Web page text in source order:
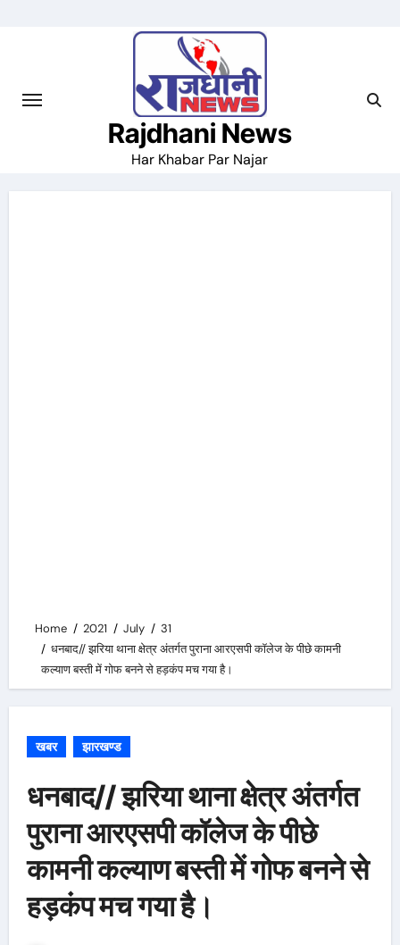
Rajdhani News
Har Khabar Par Najar
Home 2021 July
31
धनबाद// झरिया थाना क्षेत्र अंतर्गत पुराना आरएसपी कॉलेज के पीछे कामनी
कल्याण बस्ती में गोफ बनने से हड़कंप मच गया है।
खबर झारखण्ड
धनबाद// झरिया थाना क्षेत्र अंतर्गत
पुराना आरएसपी कॉलेज के पीछे
कामनी कल्याण बस्ती में गोफ बनने से
हड़कंप मच गया है।